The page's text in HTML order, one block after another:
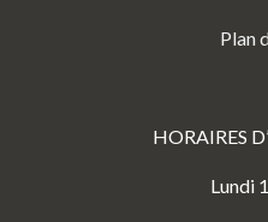
Plan
HORAIRES
Lundi